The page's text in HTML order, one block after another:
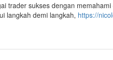
trader sukses dengan
langkah demi langkah, https://